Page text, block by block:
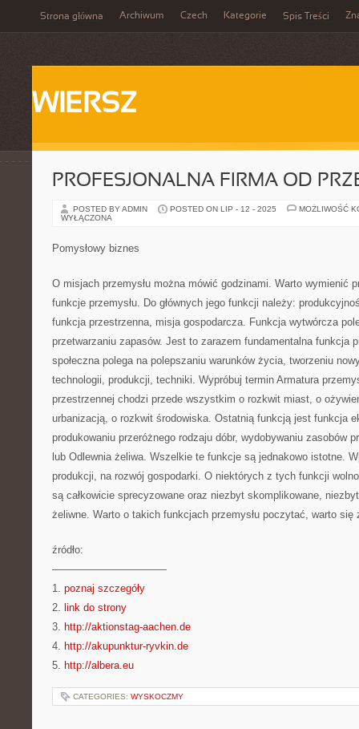
Strona główna Archiwum Czech Kategorie Spis Treści
WIERSZ
PROFESJONALNA FIRMA OD
POSTED BY ADMIN POSTED ON LIP - 12 - 2025
MOŻLIWOŚĆ
WYŁĄCZONA
Pomysłowy biznes
O misjach przemysłu można mówić godzinami. Warto wymienić
funkcje przemysłu. Do głównych jego funkcji należy:
funkcja przestrzenna, misja gospodarcza. Funkcja wytwórcza
przetwarzaniu zapasów. Jest to zarazem fundamentalna funkcja
społeczna polega na polepszaniu warunków życia, tworzeniu
technologii, produkcji, techniki. Wypróbuj termin Armatura
przestrzennej chodzi przede wszystkim o rozkwit miast, o
urbanizacją, o rozkwit środowiska. Ostatnią funkcją jest funkcja
produkowaniu przeróżnego rodzaju dóbr, wydobywaniu zasobów
lub Odlewnia żeliwa. Wszelkie te funkcje są jednakowo istotne.
produkcji, na rozwój gospodarki. O niektórych z tych funkcji
są całkowicie sprecyzowane oraz niezbyt skomplikowane,
żeliwne. Warto o takich funkcjach przemysłu poczytać, warto się
źródło:
———————————
1. poznaj szczegóły
2. link do strony
3. http://aktionstag-aachen.de
4. http://akupunktur-ryvkin.de
5. http://albera.eu
CATEGORIES: WYSKOCZMY